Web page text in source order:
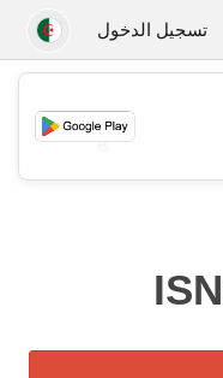
تسجيل الدخول
💖
ISN